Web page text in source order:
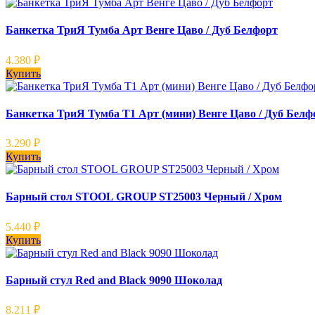
Банкетка ТриЯ Тумба Арт Венге Цаво / Дуб Белфорт
4.380 ₽
Купить
Банкетка ТриЯ Тумба Т1 Арт (мини) Венге Цаво / Дуб
3.290 ₽
Купить
Барный стол STOOL GROUP ST25003 Черный / Хром
5.440 ₽
Купить
Барный стул Red and Black 9090 Шоколад
8.211 ₽